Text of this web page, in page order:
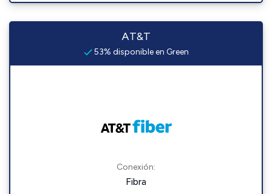
AT&T
53% disponible en Green
Conexión:
Fibra